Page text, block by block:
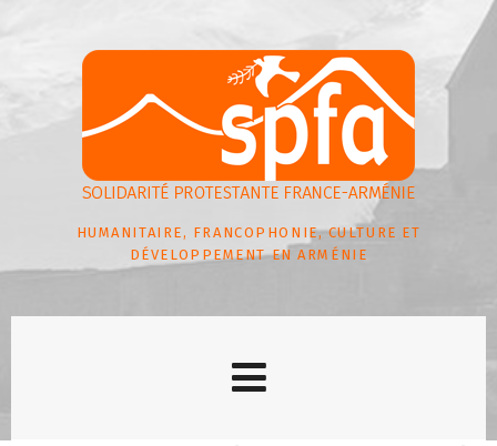
HUMANITAIRE, FRANCOPHONIE, CULTURE ET
DÉVELOPPEMENT EN ARMÉNIE